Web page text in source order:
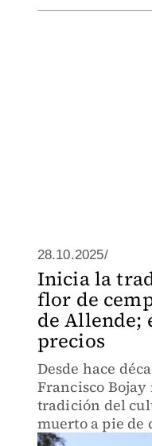
28.10.2025/
Inicia la
flor de
de Allende;
precios
Desde hace
Francisco
tradición del
muerto a pie de